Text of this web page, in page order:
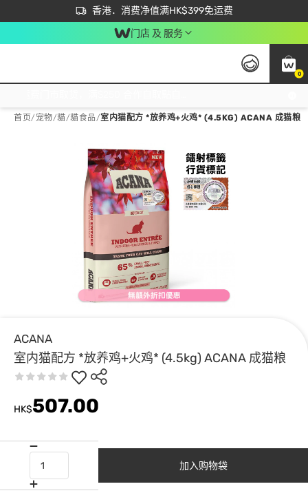
香港．消费净值满HK$399免运费
立即成为易赏钱会员尽享独家优惠
首次APP下单买满$450 输入 NEWAPP 即减$50
门店 及 服务
0
首页/ 宠物/貓/貓食品/室内猫配方 *放养鸡+火鸡* (4.5KG) ACANA 成猫粮
ACANA
室内猫配方 *放养鸡+火鸡* (4.5kg) ACANA 成猫粮
HK$507.00
加入购物袋